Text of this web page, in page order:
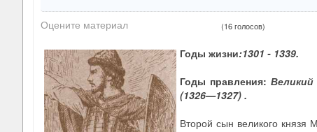
Оцените материал (16 голосов)
Годы жизни:1301 - 1339.
Годы правления: Великий
(1326—1327) .
Второй сын великого князя